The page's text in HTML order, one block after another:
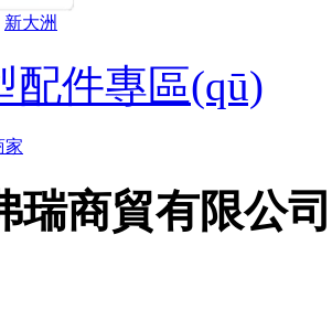
新大洲
配件專區(qū)
家
瑞商貿有限公司